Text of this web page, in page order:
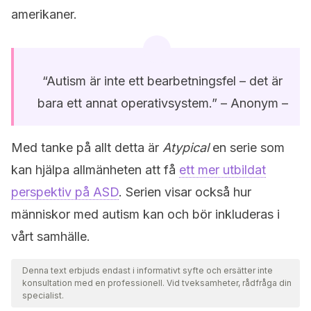
amerikaner.
“Autism är inte ett bearbetningsfel – det är
bara ett annat operativsystem.” – Anonym –
Med tanke på allt detta är Atypicalen serie som
kan hjälpa allmänheten att få ett mer utbildat
perspektiv på ASD. Serien visar också hur
människor med autism kan och bör inkluderas i
vårt samhälle.
Denna text erbjuds endast i informativt syfte och ersätter inte
konsultation med en professionell. Vid tveksamheter, rådfråga din
specialist.